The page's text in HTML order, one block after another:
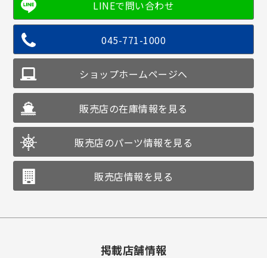
045-771-1000
ショップホームページへ
販売店の在庫情報を見る
販売店のパーツ情報を見る
販売店情報を見る
掲載店舗情報